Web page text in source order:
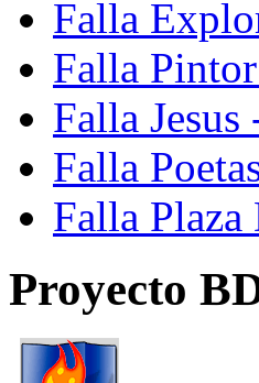
Falla
Falla
Falla
Falla
Falla
Proyecto